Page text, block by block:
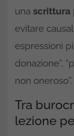
una scrittura
evitare
espressioni
donazione”,
non oneroso”.
Tra
lezione